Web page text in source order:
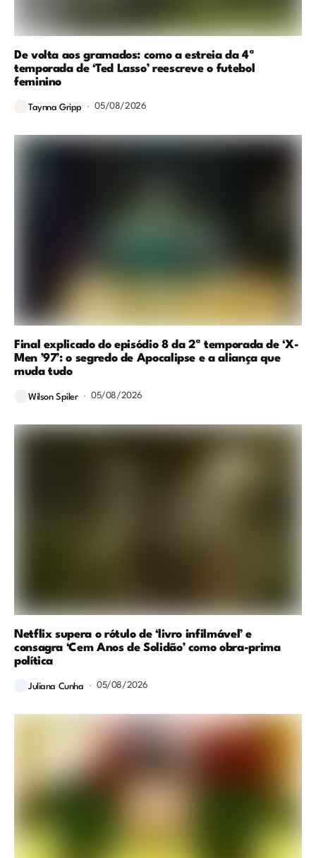
De volta aos gramados: como a estreia da 4ª
temporada de ‘Ted Lasso’ reescreve o futebol
feminino
Taynna Gripp 05/08/2026
Final explicado do episódio 8 da 2ª temporada de ‘X-
Men ’97’: o segredo de Apocalipse e a aliança que
muda tudo
Wilson Spiler 05/08/2026
Netflix supera o rótulo de ‘livro infilmável’ e
consagra ‘Cem Anos de Solidão’ como obra-prima
política
Juliana Cunha 05/08/2026